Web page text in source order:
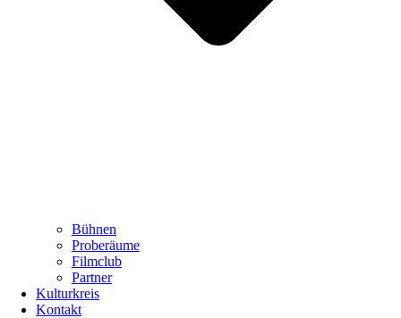
Bühnen
Proberäume
Filmclub
Partner
Kulturkreis
Kontakt